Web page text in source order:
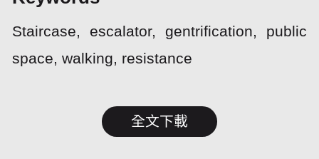
Staircase, escalator, gentrification, public
space, walking, resistance
全文下載